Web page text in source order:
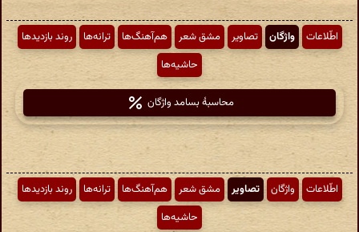
اطّلاعات واژگان تصاویر مشق شعر هم‌آهنگ‌ها ترانه‌ها
روند بازدیدها
حاشیه‌ها
محاسبهٔ بسامد واژگان
اطّلاعات واژگان تصاویر مشق شعر هم‌آهنگ‌ها ترانه‌ها
روند بازدیدها
حاشیه‌ها